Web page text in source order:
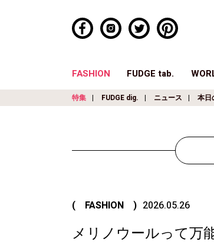
FASHION FUDGE tab.
特集 FUDGE dig. ニュース 本日
( FASHION ) 2026.05.26
メリノウールって万